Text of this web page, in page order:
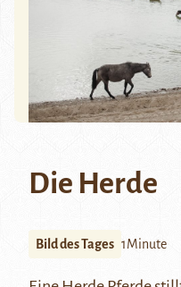
Die Herde
Bild des Tages 1Minute